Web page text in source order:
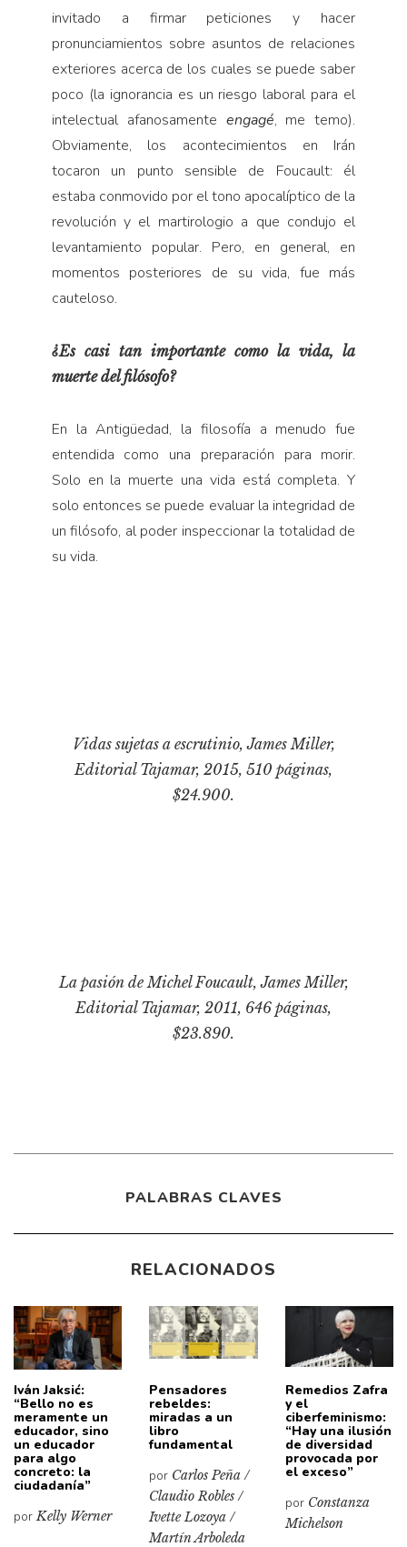
invitado a firmar peticiones y hacer
pronunciamientos sobre asuntos de relaciones
exteriores acerca de los cuales se puede saber
poco (la ignorancia es un riesgo laboral para el
intelectual afanosamente engagé, me temo).
Obviamente, los acontecimientos en Irán
tocaron un punto sensible de Foucault: él
estaba conmovido por el tono apocalíptico de la
revolución y el martirologio a que condujo el
levantamiento popular. Pero, en general, en
momentos posteriores de su vida, fue más
cauteloso.
¿Es casi tan importante como la vida, la
muerte del filósofo?
En la Antigüedad, la filosofía a menudo fue
entendida como una preparación para morir.
Solo en la muerte una vida está completa. Y
solo entonces se puede evaluar la integridad de
un filósofo, al poder inspeccionar la totalidad de
su vida.
Vidas sujetas a escrutinio, James Miller,
Editorial Tajamar, 2015, 510 páginas,
$24.900.
La pasión de Michel Foucault, James Miller,
Editorial Tajamar, 2011, 646 páginas,
$23.890.
PALABRAS CLAVES
RELACIONADOS
Iván Jaksić:
“Bello no es
meramente un
educador, sino
un educador
para algo
concreto: la
ciudadanía”
porKelly Werner
Pensadores
rebeldes:
miradas a un
libro
fundamental
por Carlos Peña /
Claudio Robles /
Ivette Lozoya /
Martín Arboleda
Remedios Zafra
y el
ciberfeminismo:
“Hay una ilusión
de diversidad
provocada por
el exceso”
por Constanza
Michelson